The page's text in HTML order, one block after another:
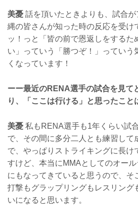
美憂 話を頂いたときよりも、試合
縄の皆さんが知った時の反応を受け
ッ！っと「皆の前で恩返しをするた
い」っていう「勝つぞ！」っていう
くなっています！
ーー最近のRENA選手の試合を見て
り、「ここは行ける」と思ったこと
美憂 私もRENA選手も1年くらい試
で、その間に多分二人とも練習して
で、やっぱりストライキングに長け
すけど、本当にMMAとしてのオー
にもなってきていると思うので、そ
打撃もグラップリングもレスリング
いになると思います。